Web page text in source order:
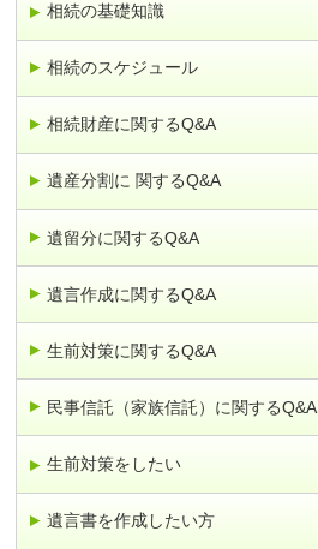
相続の基礎知識
相続のスケジュール
相続財産に関するQ&A
遺産分割に 関するQ&A
遺留分に関するQ&A
遺言作成に関するQ&A
生前対策に関するQ&A
民事信託（家族信託）に関するQ&A
生前対策をしたい
遺言書を作成したい方